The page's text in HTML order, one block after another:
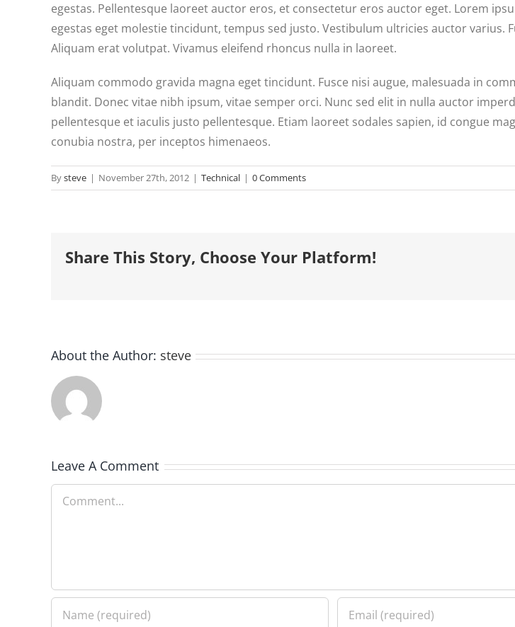
egestas. Pellentesque laoreet auctor eros, et consectetur eros auctor eget. Lorem
egestas eget molestie tincidunt, tempus sed justo. Vestibulum ultricies auctor
Aliquam erat volutpat. Vivamus eleifend rhoncus nulla in laoreet.
Aliquam commodo gravida magna eget tincidunt. Fusce nisi augue, malesuada in
blandit. Donec vitae nibh ipsum, vitae semper orci. Nunc sed elit in nulla auctor
pellentesque et iaculis justo pellentesque. Etiam laoreet sodales sapien, id congue
conubia nostra, per inceptos himenaeos.
Bysteve | November 27th, 2012 | Technical | 0 Comments
Share This Story, Choose Your Platform!
About the Author: steve
Leave A Comment
Comment